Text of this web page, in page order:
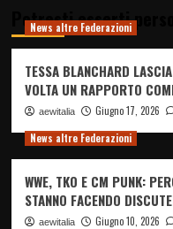
Potresti esserti perso
News altre Federazioni
TESSA BLANCHARD
VOLTA UN RAPPORTO
aewitalia Giugno 17, 2026
News altre Federazioni
WWE, TKO E CM PUNK:
STANNO FACENDO
aewitalia Giugno 10, 2026